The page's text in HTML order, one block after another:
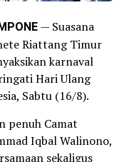
— Suasana
Riattang Timur
karnaval
Hari Ulang
Sabtu (16/8).
penuh Camat
Iqbal Walinono,
sekaligus